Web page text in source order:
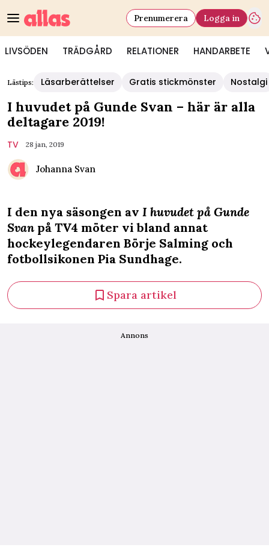
LIVSÖDEN TRÄDGÅRD RELATIONER HANDARBETE
Prenumerera Logga in
Lästips: Läsarberättelser Gratis stickmönster Nostalgi
I huvudet på Gunde Svan – här är alla
deltagare 2019!
TV 28 jan, 2019
Johanna Svan
I den nya säsongen av I huvudet på Gunde
Svan på TV4 möter vi bland annat
hockeylegendaren Börje Salming och
fotbollsikonen Pia Sundhage.
Spara artikel
Annons